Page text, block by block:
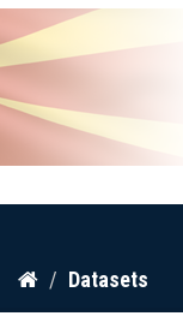
Skip
content
Datasets